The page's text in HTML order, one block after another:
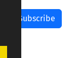
Subscribe